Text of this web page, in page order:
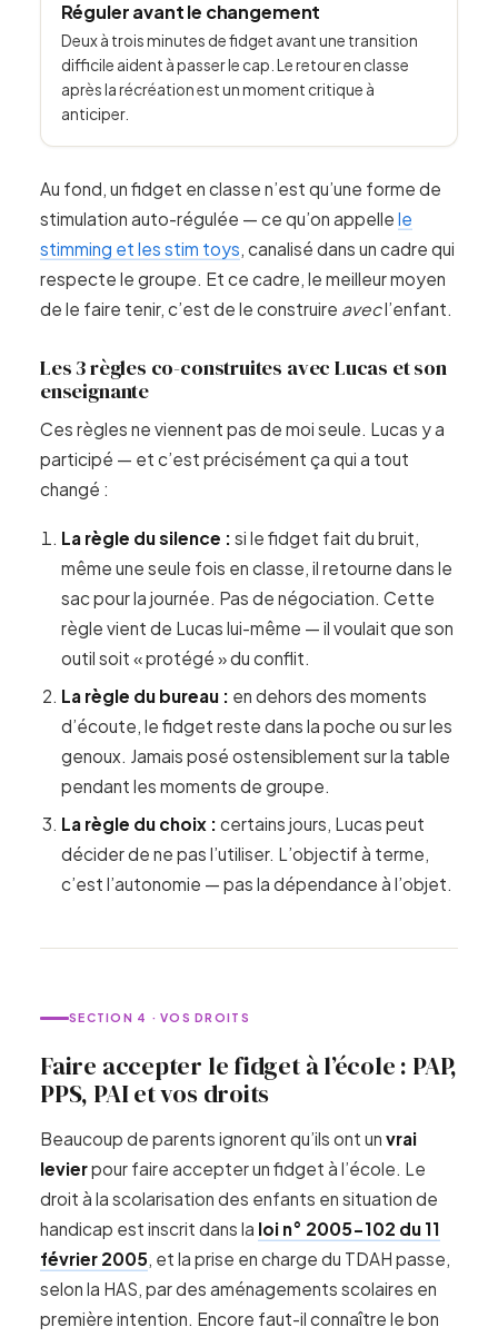
Réguler avant le changement
Deux à trois minutes de fidget avant une transition
difficile aident à passer le cap. Le retour en classe
après la récréation est un moment critique à
anticiper.
Au fond, un fidget en classe n’est qu’une forme de
stimulation auto-régulée — ce qu’on appellele
stimming et les stim toys , canalisé dans un cadre qui
respecte le groupe. Et ce cadre, le meilleur moyen
de le faire tenir, c’est de le construire avecl’enfant.
Les 3 règles co-construites avec Lucas et son
enseignante
Ces règles ne viennent pas de moi seule. Lucas y a
participé — et c’est précisément ça qui a tout
changé :
La règle du silence : si le fidget fait du bruit,
même une seule fois en classe, il retourne dans le
sac pour la journée. Pas de négociation. Cette
règle vient de Lucas lui-même — il voulait que son
outil soit « protégé » du conflit.
La règle du bureau : en dehors des moments
d’écoute, le fidget reste dans la poche ou sur les
genoux. Jamais posé ostensiblement sur la table
pendant les moments de groupe.
La règle du choix : certains jours, Lucas peut
décider de ne pas l’utiliser. L’objectif à terme,
c’est l’autonomie — pas la dépendance à l’objet.
SECTION 4 · VOS DROITS
Faire accepter le fidget à l’école : PAP,
PPS, PAI et vos droits
Beaucoup de parents ignorent qu’ils ont unvrai
levierpour faire accepter un fidget à l’école. Le
droit à la scolarisation des enfants en situation de
handicap est inscrit dans la loi n° 2005-102 du 11
février 2005, et la prise en charge du TDAH passe,
selon la HAS, par des aménagements scolaires en
première intention. Encore faut-il connaître le bon